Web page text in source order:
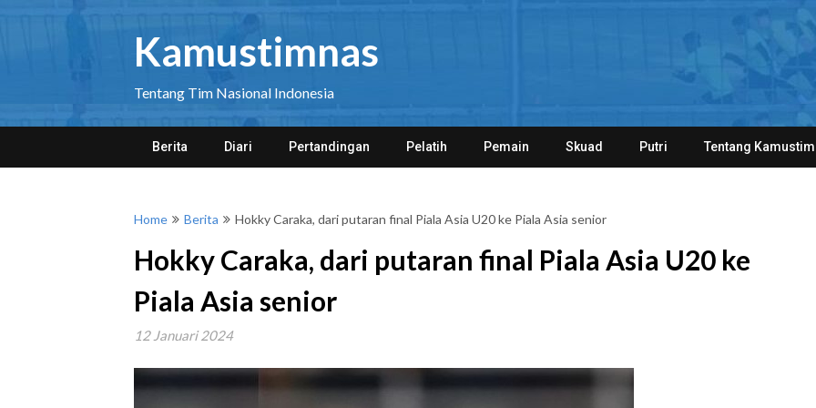
Kamustimnas
Tentang Tim Nasional Indonesia
Berita Diari Pertandingan Pelatih Pemain Skuad Putri Tentang
Home Berita Hokky Caraka, dari putaran final Piala Asia U20 ke Piala Asia senior
Hokky Caraka, dari putaran final Piala Asia U20 ke
Piala Asia senior
12 Januari 2024